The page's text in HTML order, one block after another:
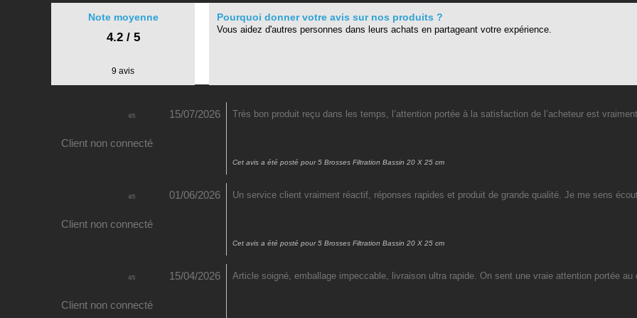
Note moyenne
4.2 / 5
9 avis
Pourquoi donner votre avis sur nos produits ?
Vous aidez d'autres personnes dans leurs achats en partageant votre expérience.
4/5 15/07/2026
Client non connecté
Très bon produit reçu dans les temps, l’attention portée à la satisfaction de l’acheteur est
Cet avis a été posté pour5 Brosses Filtration Bassin 20 X 25 cm
4/5 01/06/2026
Client non connecté
Un service client vraiment réactif, réponses rapides et produit de grande qualité. Je me sens
Cet avis a été posté pour5 Brosses Filtration Bassin 20 X 25 cm
4/5 15/04/2026
Client non connecté
Article soigné, emballage impeccable, livraison ultra rapide. On sent une vraie attention portée au